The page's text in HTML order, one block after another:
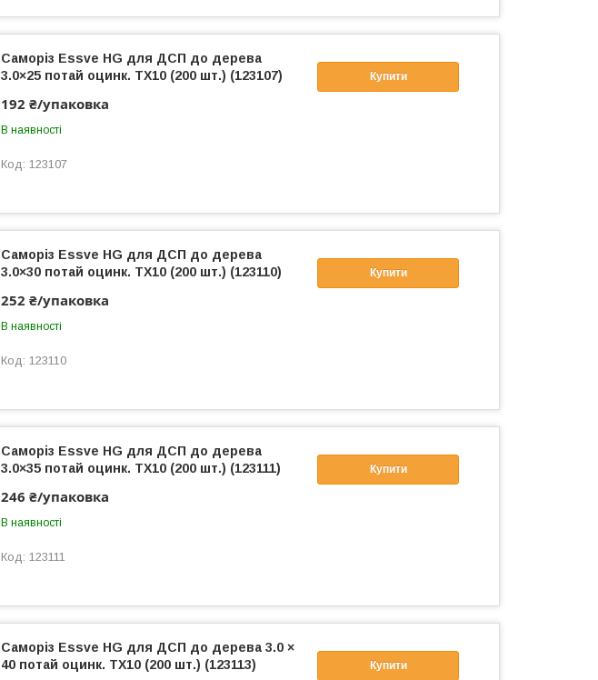
Купити
Саморіз Essve HG для ДСП до дерева
3.0×25 потай оцинк. TX10 (200 шт.) (123107)
192 ₴/упаковка
В наявності
123107
Купити
Саморіз Essve HG для ДСП до дерева
3.0×30 потай оцинк. TX10 (200 шт.) (123110)
252 ₴/упаковка
В наявності
123110
Купити
Саморіз Essve HG для ДСП до дерева
3.0×35 потай оцинк. TX10 (200 шт.) (123111)
246 ₴/упаковка
В наявності
123111
Купити
Саморіз Essve HG для ДСП до дерева 3.0 ×
40 потай оцинк. TX10 (200 шт.) (123113)